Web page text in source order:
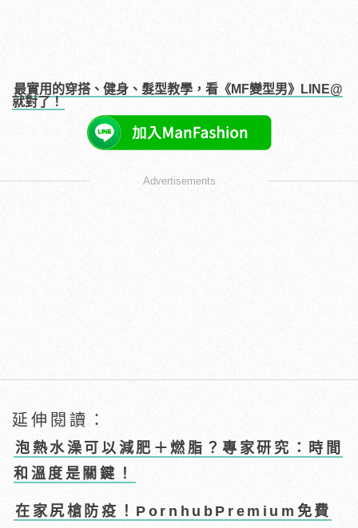
最實用的穿搭、健身、髮型教學，看《MF變型男》LINE@
就對了！
Advertisements
延伸閱讀：
泡熱水澡可以減肥＋燃脂？專家研究：時間
和溫度是關鍵！
在家尻槍防疫！PornhubPremium免費